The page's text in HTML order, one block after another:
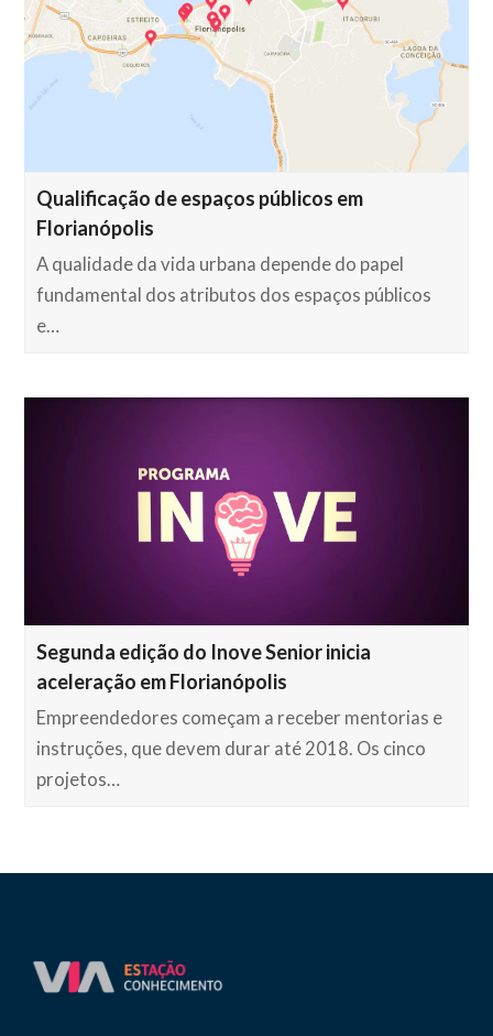
Qualificação de espaços públicos em
Florianópolis
A qualidade da vida urbana depende do papel
fundamental dos atributos dos espaços públicos
e…
Segunda edição do Inove Senior inicia
aceleração em Florianópolis
Empreendedores começam a receber mentorias e
instruções, que devem durar até 2018. Os cinco
projetos…